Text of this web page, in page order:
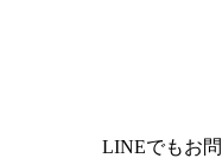
LINEでもお